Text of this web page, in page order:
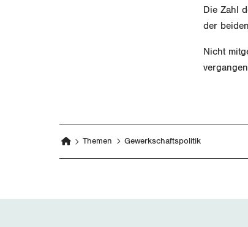
Die Zahl
der
Nicht
Themen Gewerkschaftspolitik